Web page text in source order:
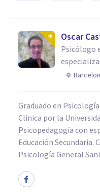
Oscar
Psicólogo
Graduado en
Clínica por la
Psicopedagogía con
Educación Secundaria.
Psicología General